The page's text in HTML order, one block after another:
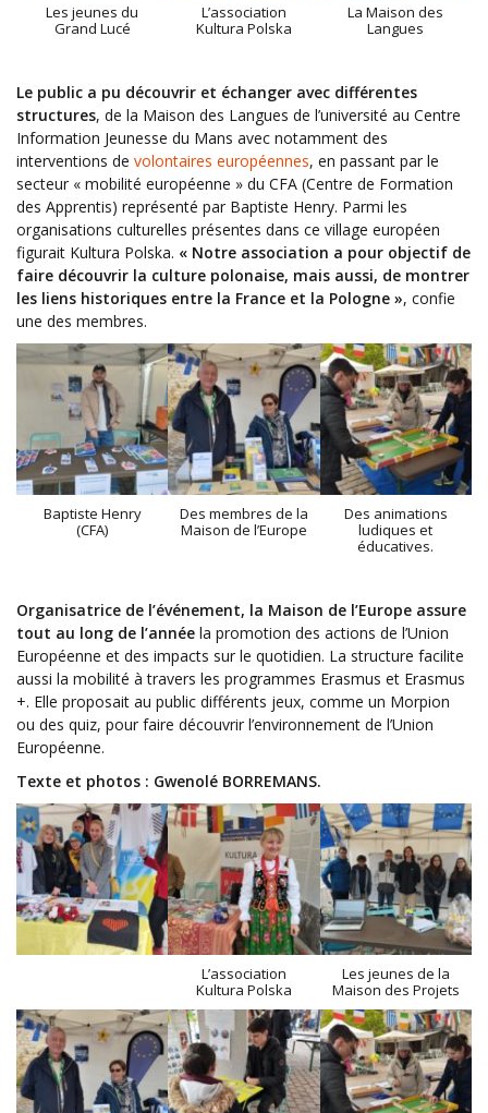
Les jeunes du
Grand Lucé
L’association
Kultura Polska
La Maison des
Langues
Le public a pu découvrir et échanger avec différentes
structures, de la Maison des Langues de l’université au Centre
Information Jeunesse du Mans avec notamment des
interventions de volontaires européennes, en passant par le
secteur « mobilité européenne » du CFA (Centre de Formation
des Apprentis) représenté par Baptiste Henry. Parmi les
organisations culturelles présentes dans ce village européen
figurait Kultura Polska. « Notre association a pour objectif de
faire découvrir la culture polonaise, mais aussi, de montrer
les liens historiques entre la France et la Pologne », confie
une des membres.
Baptiste Henry
(CFA)
Des membres de la
Maison de l’Europe
Des animations
ludiques et
éducatives.
Organisatrice de l’événement, la Maison de l’Europe assure
tout au long de l’année la promotion des actions de l’Union
Européenne et des impacts sur le quotidien. La structure facilite
aussi la mobilité à travers les programmes Erasmus et Erasmus
+. Elle proposait au public différents jeux, comme un Morpion
ou des quiz, pour faire découvrir l’environnement de l’Union
Européenne.
Texte et photos : Gwenolé BORREMANS.
L’association
Kultura Polska
Les jeunes de la
Maison des Projets